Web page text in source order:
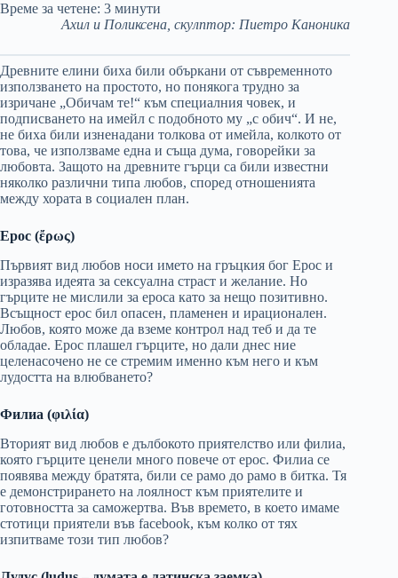
Време за четене: 3 минути
Ахил и Поликсена, скулптор: Пиетро Каноника
Древните елини биха били объркани от съвременното
използването на простото, но понякога трудно за
изричане „Обичам те!“ към специалния човек, и
подписването на имейл с подобното му „с обич“. И не,
не биха били изненадани толкова от имейла, колкото от
това, че използваме една и съща дума, говорейки за
любовта. Защото на древните гърци са били известни
няколко различни типа любов, според отношенията
между хората в социален план.
Ерос (ἔρως)
Първият вид любов носи името на гръцкия бог Ерос и
изразява идеята за сексуална страст и желание. Но
гърците не мислили за ероса като за нещо позитивно.
Всъщност ерос бил опасен, пламенен и ирационален.
Любов, която може да вземе контрол над теб и да те
обладае. Ерос плашел гърците, но дали днес ние
целенасочено не се стремим именно към него и към
лудостта на влюбването?
Филиa (φιλία)
Вторият вид любов е дълбокото приятелство или филиa,
която гърците ценели много повече от ерос. Филиa се
появява между братята, били се рамо до рамо в битка. Тя
е демонстрирането на лоялност към приятелите и
готовността за саможертва. Във времето, в което имаме
стотици приятели във facebook, към колко от тях
изпитваме този тип любов?